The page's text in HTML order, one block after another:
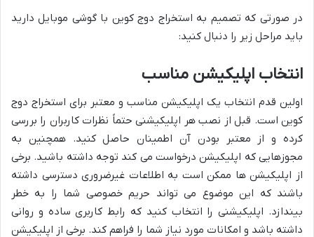
در صورتی که تصمیم به استخراج دوج کوین با گوشی موبایل دارید
باید مراحل زیر را دنبال کنید:
انتخاب اپلیکیشن مناسب
اولین قدم انتخاب یک اپلیکیشن مناسب و معتبر برای استخراج دوج
کوین است. قبل از نصب هر اپلیکیشنی حتماً نظرات کاربران را بررسی
کرده و از معتبر بودن آن اطمینان حاصل کنید. همچنین به
مجوزهایی که اپلیکیشن درخواست می کند توجه داشته باشید. برخی
از اپلیکیشن ها ممکن است به اطلاعات غیرضروری دسترسی داشته
باشند که این موضوع می تواند حریم خصوصی شما را به خطر
بیندازد. اپلیکیشنی را انتخاب کنید که رابط کاربری ساده و روانی
داشته باشد و امکانات مورد نیاز شما را فراهم کند. برخی از اپلیکیشن